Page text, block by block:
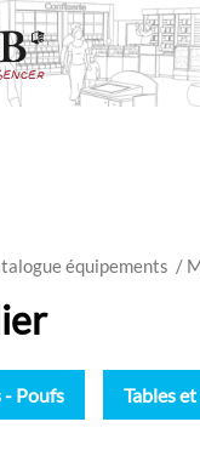
équipements /
- Poufs Tables